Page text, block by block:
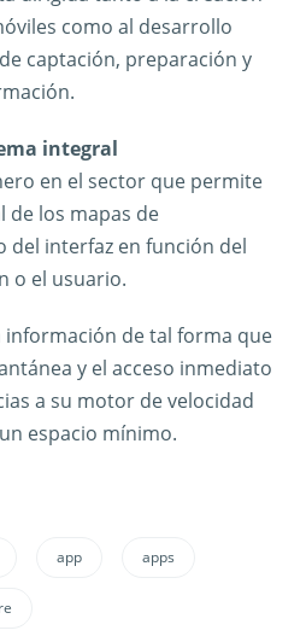
como al desarrollo
captación, preparación y
integral
en el sector que permite
de los mapas de
del interfaz en función del
o el usuario.
información de tal forma que
y el acceso inmediato
a su motor de velocidad
espacio mínimo.
app apps